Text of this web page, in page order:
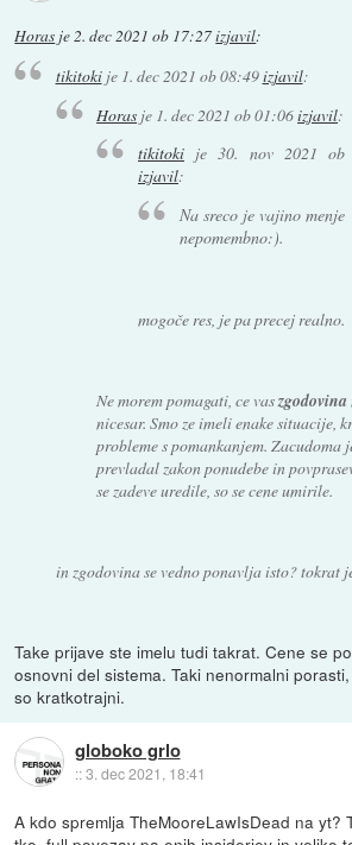
Horas je2. dec 2021 ob 17:27izjavil:
tikitokije 1. dec 2021 ob 08:49izjavil:
Horas je 1. dec 2021 ob 01:06izjavil:
tikitokije30. nov 2021 ob
izjavil:
Na sreco je vajino menje
nepomembno:).
mogoče res, je pa precej realno.
Ne morem pomagati, ce vaszgodovina
nicesar. Smo ze imeli enake situacije,
probleme s pomankanjem. Zacudoma
prevladal zakon ponudebe in
se zadeve uredile, so se cene umirile.
in zgodovina se vedno ponavlja isto? tokrat
Take prijave ste imelu tudi takrat. Cene se
osnovni del sistema. Taki nenormalni
so kratkotrajni.
globoko grlo
::3. dec 2021, 18:41
A kdo spremlja TheMooreLawIsDead na yt?